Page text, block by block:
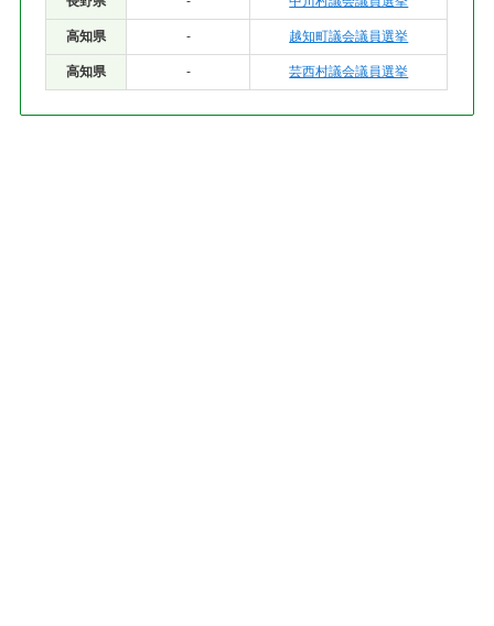
高知県 - 越知町議会議員選挙
高知県 - 芸西村議会議員選挙